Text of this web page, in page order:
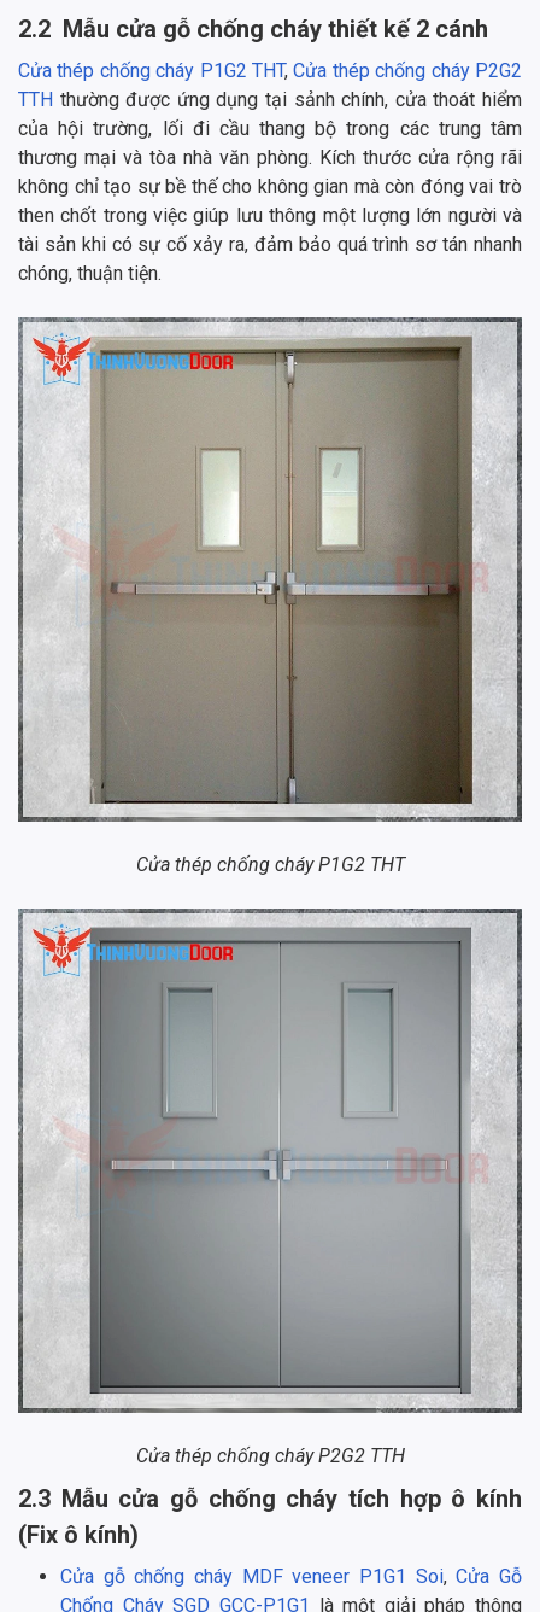
2.2 Mẫu cửa gỗ chống cháy thiết kế 2 cánh
Cửa thép chống cháy P1G2 THT,Cửa thép chống cháy P2G2
TTH thường được ứng dụng tại sảnh chính, cửa thoát hiểm
của hội trường, lối đi cầu thang bộ trong các trung tâm
thương mại và tòa nhà văn phòng. Kích thước cửa rộng rãi
không chỉ tạo sự bề thế cho không gian mà còn đóng vai trò
then chốt trong việc giúp lưu thông một lượng lớn người và
tài sản khi có sự cố xảy ra, đảm bảo quá trình sơ tán nhanh
chóng, thuận tiện.
Cửa thép chống cháy P1G2 THT
Cửa thép chống cháy P2G2 TTH
2.3 Mẫu cửa gỗ chống cháy tích hợp ô kính
(Fix ô kính)
Cửa gỗ chống cháy MDF veneer P1G1 Soi,Cửa Gỗ
Chống Cháy SGD GCC-P1G1 là một giải pháp thông